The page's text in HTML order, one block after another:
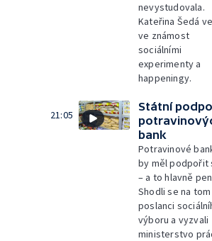
nevystudovala.
Kateřina Šedá
ve známost
sociálními
experimenty a
happeningy.
21:05
Státní
bank
Potravinové
by měl podpořit
– a to hlavně
Shodli se na tom
poslanci
výboru a vyzvali
ministerstvo